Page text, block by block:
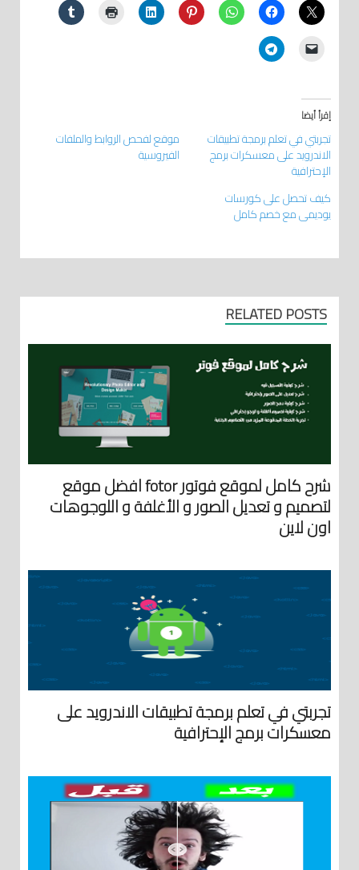
إقرأ أيضا
تجربتي في تعلم برمجة تطبيقات
الاندرويد على معسكرات برمج
الإحترافية
موقع لفحص الروابط والملفات
الفيروسية
كيف تحصل على كورسات
يوديمي مع خصم كامل
RELATED POSTS
شرح كامل لموقع فوتور fotor افضل موقع
لتصميم و تعديل الصور و الأغلفة و اللوجوهات
اون لاين
تجربتي في تعلم برمجة تطبيقات الاندرويد على
معسكرات برمج الإحترافية